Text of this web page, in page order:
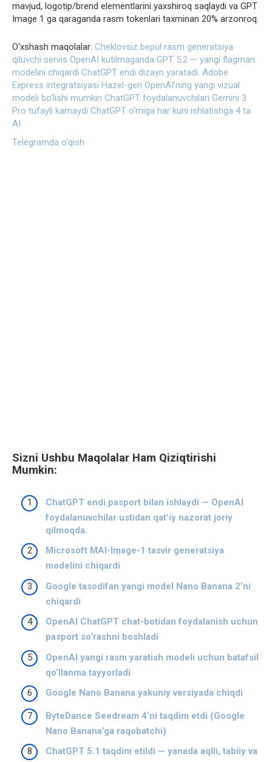
mavjud, logotip/brend elementlarini yaxshiroq saqlaydi va GPT
Image 1 ga qaraganda rasm tokenlari taxminan 20% arzonroq.
O‘xshash maqolalar: Cheklovsiz bepul rasm generatsiya
qiluvchi servis OpenAI kutilmaganda GPT 5.2 — yangi flagman
modelini chiqardi ChatGPT endi dizayn yaratadi: Adobe
Express integratsiyasi Hazel-gen OpenAI’ning yangi vizual
modeli bo‘lishi mumkin ChatGPT foydalanuvchilari Gemini 3
Pro tufayli kamaydi ChatGPT o‘rniga har kuni ishlatishga 4 ta
AI
Telegramda o‘qish
Sizni Ushbu Maqolalar Ham Qiziqtirishi
Mumkin:
ChatGPT endi pasport bilan ishlaydi — OpenAI
foydalanuvchilar ustidan qat’iy nazorat joriy
qilmoqda.
Microsoft MAI-Image-1 tasvir generatsiya
modelini chiqardi
Google tasodifan yangi model Nano Banana 2’ni
chiqardi
OpenAI ChatGPT chat-botidan foydalanish uchun
pasport so‘rashni boshladi
OpenAI yangi rasm yaratish modeli uchun batafsil
qo‘llanma tayyorladi
Google Nano Banana yakuniy versiyada chiqdi
ByteDance Seedream 4’ni taqdim etdi (Google
Nano Banana’ga raqobatchi)
ChatGPT 5.1 taqdim etildi — yanada aqlli, tabiiy va